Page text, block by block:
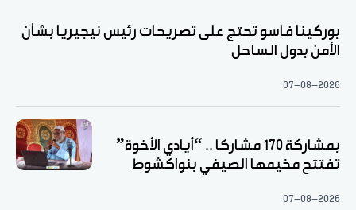
بوركينا فاسو تحتج على تصريحات رئيس نيجيريا بشأن
الأمن بدول الساحل
07-08-2026
بمشاركة 170 مشاركا .. “أيادي الأخوة”
تفتتح مخيمها الصيفي بنواكشوط
07-08-2026